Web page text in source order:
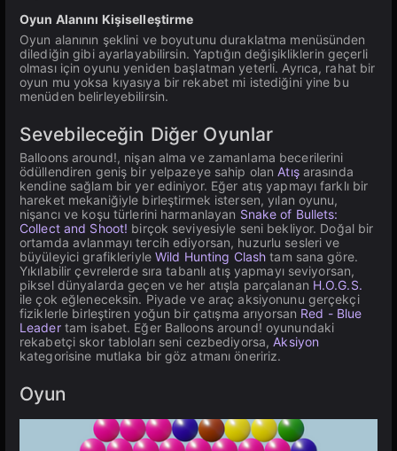
Oyun Alanını Kişiselleştirme
Oyun alanının şeklini ve boyutunu duraklatma menüsünden
dilediğin gibi ayarlayabilirsin. Yaptığın değişikliklerin geçerli
olması için oyunu yeniden başlatman yeterli. Ayrıca, rahat bir
oyun mu yoksa kıyasıya bir rekabet mi istediğini yine bu
menüden belirleyebilirsin.
Sevebileceğin Diğer Oyunlar
Balloons around!, nişan alma ve zamanlama becerilerini
ödüllendiren geniş bir yelpazeye sahip olanAtışarasında
kendine sağlam bir yer ediniyor. Eğer atış yapmayı farklı bir
hareket mekaniğiyle birleştirmek istersen, yılan oyunu,
nişancı ve koşu türlerini harmanlayan Snake of Bullets:
Collect and Shoot! birçok seviyesiyle seni bekliyor. Doğal bir
ortamda avlanmayı tercih ediyorsan, huzurlu sesleri ve
büyüleyici grafikleriyle Wild Hunting Clash tam sana göre.
Yıkılabilir çevrelerde sıra tabanlı atış yapmayı seviyorsan,
piksel dünyalarda geçen ve her atışla parçalanan H.O.G.S.
ile çok eğleneceksin. Piyade ve araç aksiyonunu gerçekçi
fiziklerle birleştiren yoğun bir çatışma arıyorsan Red - Blue
Leadertam isabet. Eğer Balloons around! oyunundaki
rekabetçi skor tabloları seni cezbediyorsa,Aksiyon
kategorisine mutlaka bir göz atmanı öneririz.
Oyun